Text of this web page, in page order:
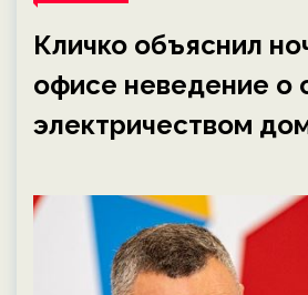
Кличко объяснил
офисе неведение о
электричеством